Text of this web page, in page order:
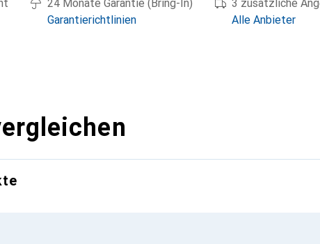
24 Monate Garantie (Bring-In)
Garantierichtlinien
3 zusätzliche
Alle Anbieter